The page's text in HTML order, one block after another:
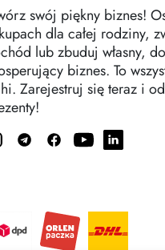
swój piękny biznes!
dla całej rodziny,
lub zbuduj własny,
biznes. To
Zarejestruj się teraz i